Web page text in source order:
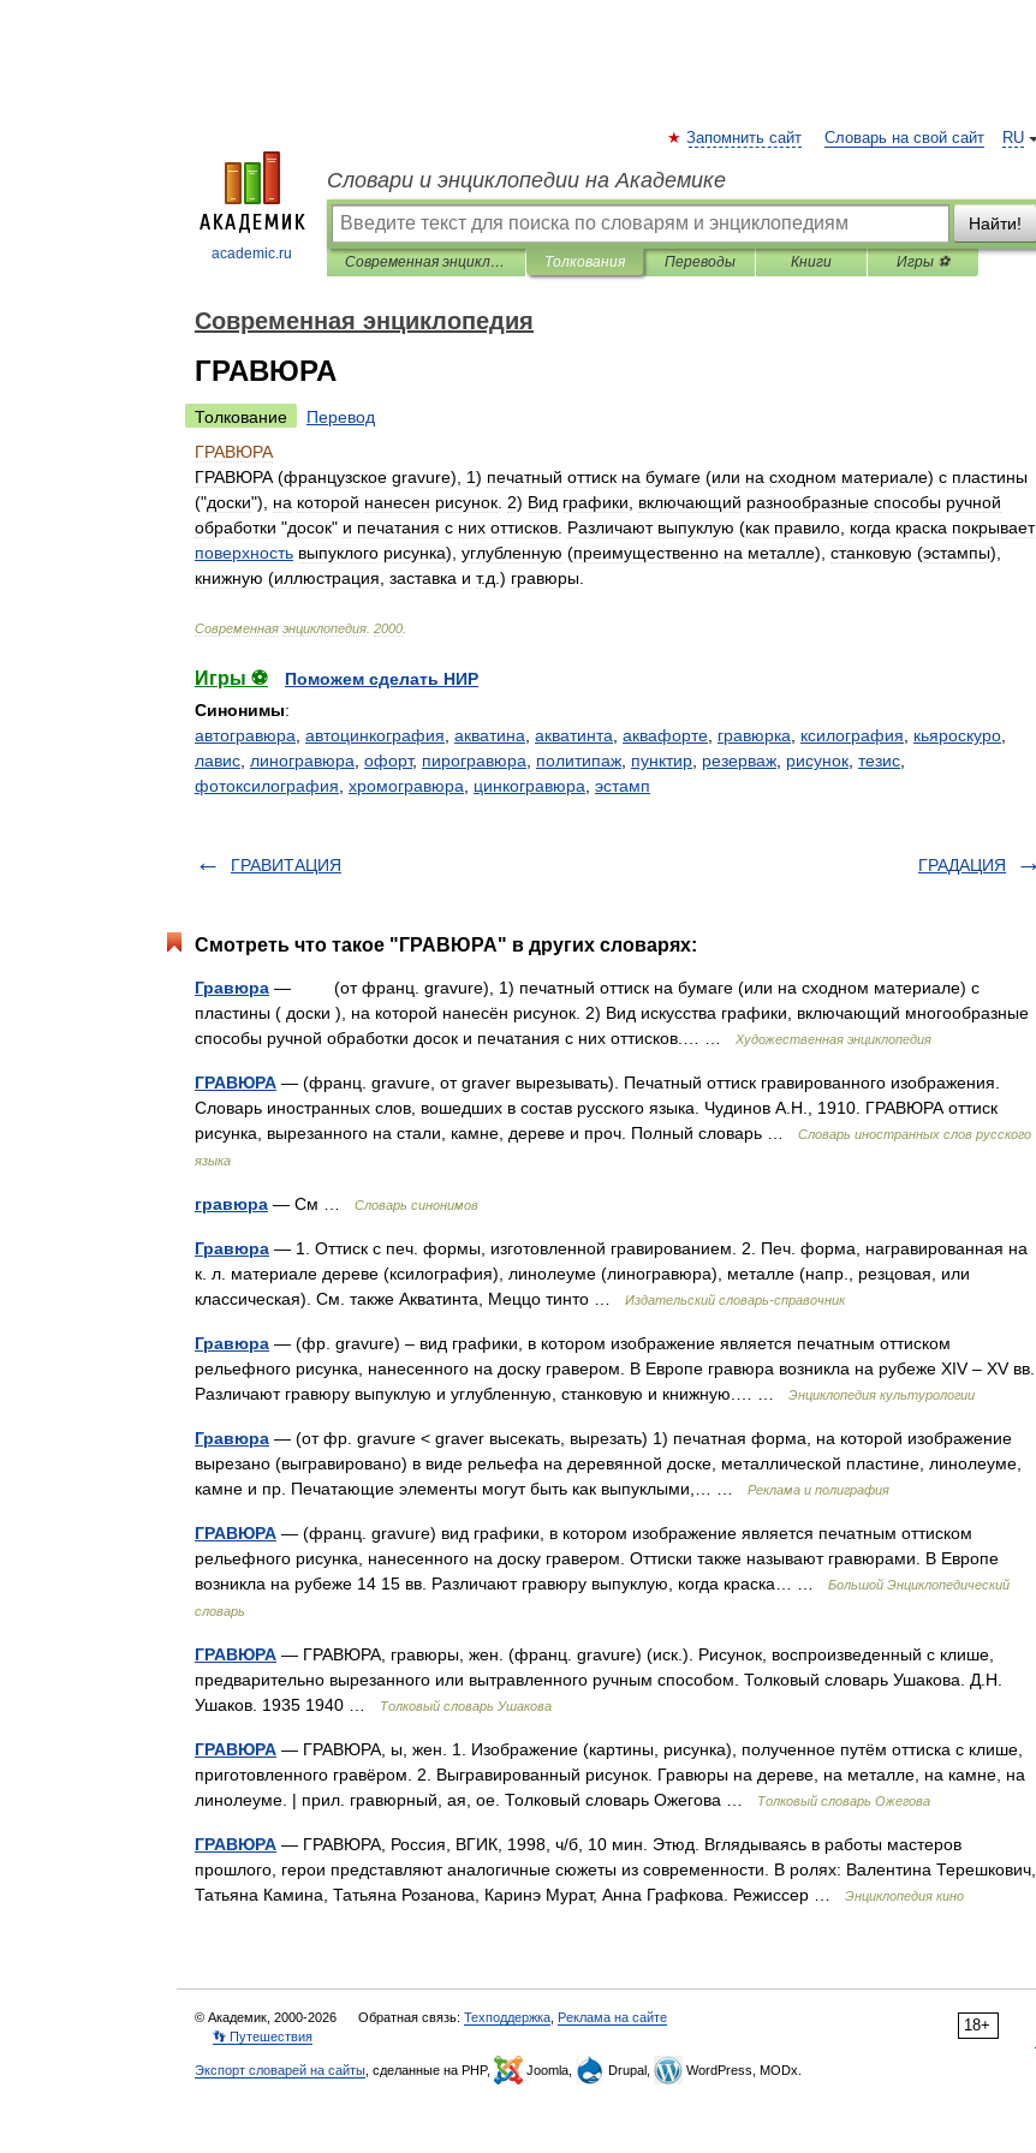
academic.ru
RU
Запомнить сайт Словарь на свой сайт
Словари и энциклопедии на Академике
Найти!
Современная энциклопедия Толкования Переводы Книги Игры ⚽
Современная энциклопедия
ГРАВЮРА
Толкование
Перевод
ГРАВЮРА
ГРАВЮРА (французское gravure), 1) печатный оттиск на бумаге (или на сходном материале) с пластины
("доски"), на которой нанесен рисунок 2) Вид графики включающий разнообразные способы ручной
обработки "досок" и печатания с них оттисков Различают выпуклую (как правило когда краска покрывает
поверхность выпуклого рисунка), углубленную (преимущественно на металле), станковую (эстампы),
книжную (иллюстрация заставка и т.д .) гравюры
Современная энциклопедия 2000
Игры ⚽
Поможем сделать НИР
Синонимы:
автогравюра автоцинкография акватина акватинта аквафорте гравюрка ксилография кьяроскуро
лавис линогравюра офорт, пирогравюра политипаж пунктир резерваж рисунок тезис
фотоксилография хромогравюра цинкогравюра эстамп
ГРАВИТАЦИЯ ГРАДАЦИЯ
Смотреть что такое "ГРАВЮРА" в других словарях:
Гравюра — (от франц. gravure), 1) печатный оттиск на бумаге (или на сходном материале) с
пластины ( доски ), на которой нанесён рисунок. 2) Вид искусства графики, включающий многообразные
способы ручной обработки досок и печатания с них оттисков.… …
Художественная энциклопедия
ГРАВЮРА — (франц. gravure, от graver вырезывать). Печатный оттиск гравированного изображения.
Словарь иностранных слов, вошедших в состав русского языка. Чудинов А.Н., 1910. ГРАВЮРА оттиск
рисунка, вырезанного на стали, камне, дереве и проч. Полный словарь …
Словарь иностранных слов русского
языка
гравюра — См … Словарь синонимов
Гравюра — 1. Оттиск с печ. формы, изготовленной гравированием. 2. Печ. форма, награвированная на
к. л. материале дереве (ксилография), линолеуме (линогравюра), металле (напр., резцовая, или
классическая). См. также Акватинта, Меццо тинто …
Издательский словарь-справочник
Гравюра — (фр. gravure) – вид графики, в котором изображение является печатным оттиском
рельефного рисунка, нанесенного на доску гравером. В Европе гравюра возникла на рубеже XIV – XV вв.
Различают гравюру выпуклую и углубленную, станковую и книжную.… …
Энциклопедия культурологии
Гравюра — (от фр. gravure < graver высекать, вырезать) 1) печатная форма, на которой изображение
вырезано (выгравировано) в виде рельефа на деревянной доске, металлической пластине, линолеуме,
камне и пр. Печатающие элементы могут быть как выпуклыми,… …
Реклама и полиграфия
ГРАВЮРА — (франц. gravure) вид графики, в котором изображение является печатным оттиском
рельефного рисунка, нанесенного на доску гравером. Оттиски также называют гравюрами. В Европе
возникла на рубеже 14 15 вв. Различают гравюру выпуклую, когда краска… …
Большой Энциклопедический
словарь
ГРАВЮРА — ГРАВЮРА, гравюры, жен. (франц. gravure) (иск.). Рисунок, воспроизведенный с клише,
предварительно вырезанного или вытравленного ручным способом. Толковый словарь Ушакова. Д.Н.
Ушаков. 1935 1940 …
Толковый словарь Ушакова
ГРАВЮРА — ГРАВЮРА, ы, жен. 1. Изображение (картины, рисунка), полученное путём оттиска с клише,
приготовленного гравёром. 2. Выгравированный рисунок. Гравюры на дереве, на металле, на камне, на
линолеуме. | прил. гравюрный, ая, ое. Толковый словарь Ожегова …
Толковый словарь Ожегова
ГРАВЮРА — ГРАВЮРА, Россия, ВГИК, 1998, ч/б, 10 мин. Этюд. Вглядываясь в работы мастеров
прошлого, герои представляют аналогичные сюжеты из современности. В ролях: Валентина Терешкович,
Татьяна Камина, Татьяна Розанова, Каринэ Мурат, Анна Графкова. Режиссер …
Энциклопедия кино
18+
© Академик, 2000-2026 Обратная связь: Техподдержка Реклама на сайте
👣 Путешествия
Экспорт словарей на сайты , сделанные на PHP, Joomla, Drupal, WordPress, MODx.